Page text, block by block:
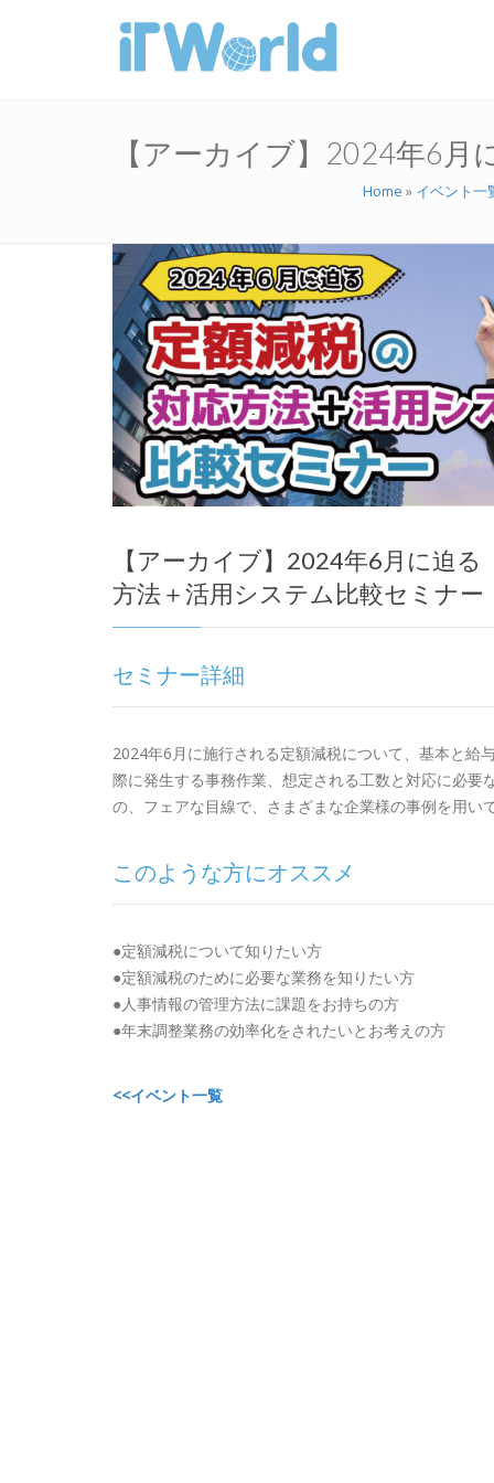
【アーカイブ】2024年6
Home » イベント一
【アーカイブ】2024年6月に迫
方法＋活用システム比較セミナー
セミナー詳細
2024年6月に施行される定額減税について、基本と給
際に発生する事務作業、想定される工数と対応に必要
の、フェアな目線で、さまざまな企業様の事例を用い
このような方にオススメ
●定額減税について知りたい方
●定額減税のために必要な業務を知りたい方
●人事情報の管理方法に課題をお持ちの方
●年末調整業務の効率化をされたいとお考えの方
<<イベント一覧